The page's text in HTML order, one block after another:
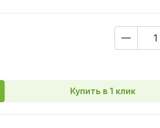
Купить в 1 клик